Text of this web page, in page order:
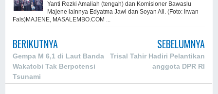
Yanti Rezki Amaliah (tengah) dan Komisioner Bawaslu
Majene lainnya Edyatma Jawi dan Soyan Ali. (Foto: Irwan
Fals)MAJENE, MASALEMBO.COM ...
BERIKUTNYA
Gempa M 6,1 di Laut Banda
Wakatobi Tak Berpotensi
Tsunami
SEBELUMNYA
Trisal Tahir Hadiri Pelantikan
anggota DPR RI